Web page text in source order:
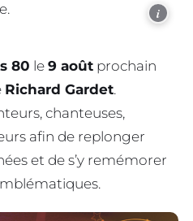
i
80 le 9 août prochain
Richard Gardet.
chanteuses,
afin de replonger
et de s’y remémorer